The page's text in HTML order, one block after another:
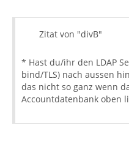
Zitat von "divB"
* Hast du/ihr den LDAP
bind/TLS) nach aussen
das nicht so ganz wenn
Accountdatenbank oben